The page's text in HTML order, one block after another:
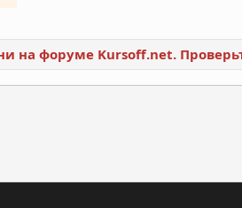
на форуме Kursoff.net.